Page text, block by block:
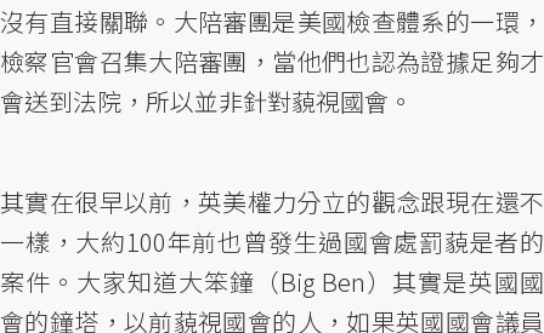
沒有直接關聯。大陪審團是美國檢查體系的一環，
檢察官會召集大陪審團，當他們也認為證據足夠才
會送到法院，所以並非針對藐視國會。
其實在很早以前，英美權力分立的觀念跟現在還不
一樣，大約100年前也曾發生過國會處罰藐是者的
案件。大家知道大笨鐘（Big Ben）其實是英國國
會的鐘塔，以前藐視國會的人，如果英國國會議員